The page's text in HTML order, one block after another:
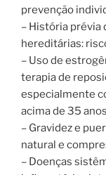
prevenção
– História prévia
hereditárias:
– Uso de
terapia de
especialmente
acima de 35
– Gravidez e
natural e
– Doenças